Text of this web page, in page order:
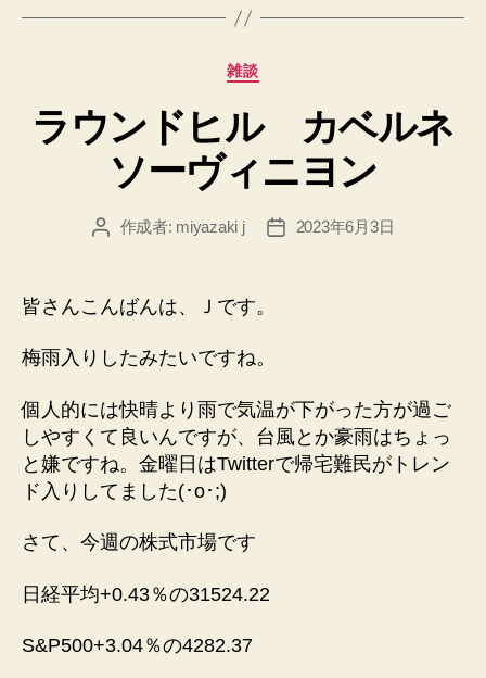
カ
ゴ
リ
ー
雑談
ラウンドヒル カベルネ
ソーヴィニヨン
投 作成者: miyazaki j
投
2023年6月3日
皆さんこんばんは、Ｊです。
梅雨入りしたみたいですね。
個人的には快晴より雨で気温が下がった方が過ご
しやすくて良いんですが、台風とか豪雨はちょっ
と嫌ですね。金曜日はTwitterで帰宅難民がトレン
ド入りしてました(⁠･⁠o⁠･⁠;⁠)
さて、今週の株式市場です
日経平均+0.43％の31524.22
S&P500+3.04％の4282.37